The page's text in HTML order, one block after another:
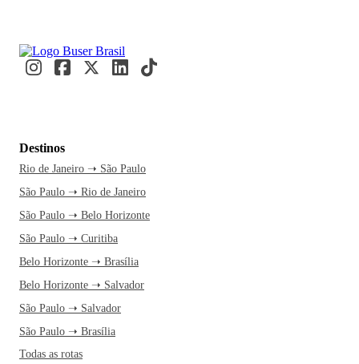
Destinos
Rio de Janeiro ➝ São Paulo
São Paulo ➝ Rio de Janeiro
São Paulo ➝ Belo Horizonte
São Paulo ➝ Curitiba
Belo Horizonte ➝ Brasília
Belo Horizonte ➝ Salvador
São Paulo ➝ Salvador
São Paulo ➝ Brasília
Todas as rotas